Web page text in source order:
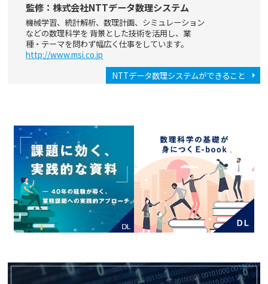
監修：株式会社NTTデータ数理システム
機械学習、統計解析、数理計画、シミュレーション
などの数理科学を 背景とした技術を活用し、業
種・テーマを問わず幅広く仕事をしています。
http://www.msi.co.jp
NTTデータ数理システムができること